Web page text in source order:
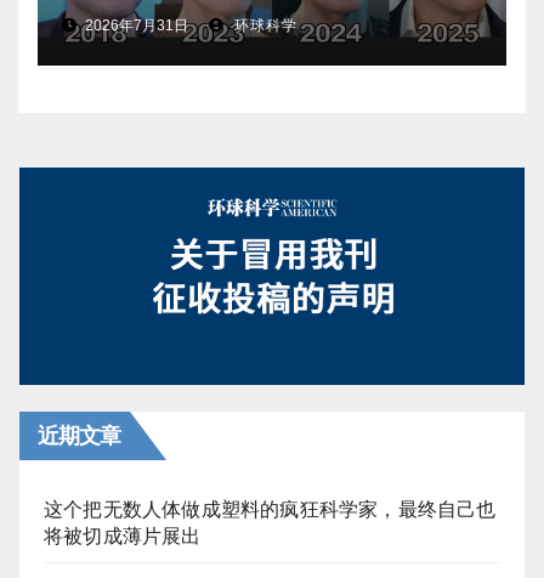
相是……
2026年7月31日 环球科学
近期文章
这个把无数人体做成塑料的疯狂科学家，最终自己也
将被切成薄片展出